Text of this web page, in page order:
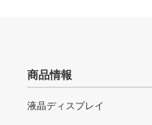
商品情報
液晶ディスプレイ